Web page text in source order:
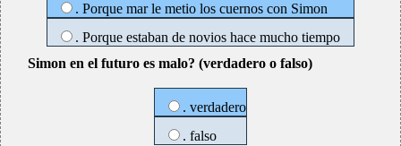
. Porque mar le metio los cuernos con Simon
. Porque estaban de novios hace mucho tiempo
Simon en el futuro es malo? (verdadero o falso)
. verdadero
. falso